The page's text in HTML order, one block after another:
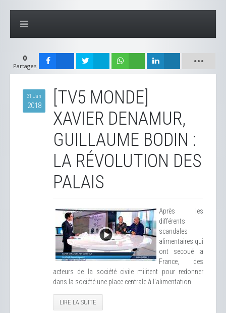
0
Partages
31 Jan
2018
[TV5 MONDE]
XAVIER DENAMUR,
GUILLAUME BODIN :
LA RÉVOLUTION DES
PALAIS
Après les
différents
scandales
alimentaires qui
ont secoué la
France, des
acteurs de la société civile militent pour redonner
dans la société une place centrale à l’alimentation.
LIRE LA SUITE